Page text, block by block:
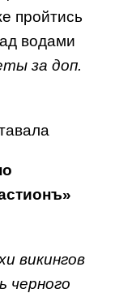
пройтись
водами
за доп.
викингов
черного